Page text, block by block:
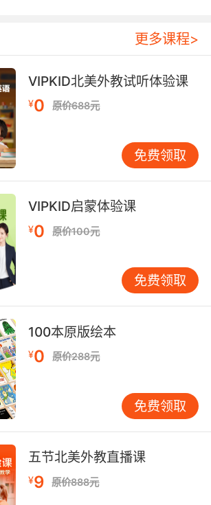
的一次了
I've been grounded in
来最久的一次
ramp I've ever been on.
time, nothing was the
一切都不一样了
更多课程>
VIPKID北美外教试听体验课
¥0 原价688元
免费领取
VIPKID启蒙体验课
¥0 原价100元
免费领取
100本原版绘本
¥0 原价288元
免费领取
五节北美外教直播课
¥9 原价888元